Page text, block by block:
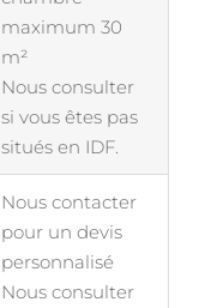
maximum 30
m²
Nous consulter
si vous êtes pas
situés en IDF.
Nous contacter
pour un devis
personnalisé
Nous consulter